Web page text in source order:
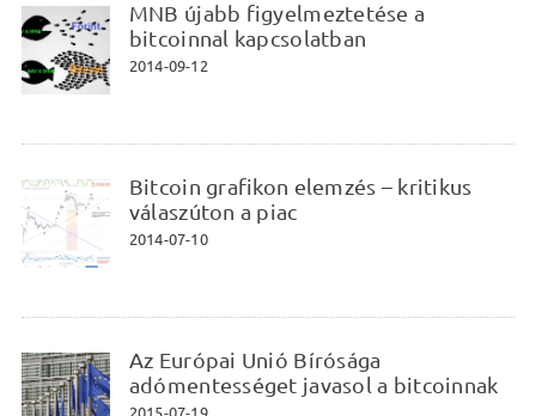
MNB újabb figyelmeztetése a
bitcoinnal kapcsolatban
2014-09-12
Bitcoin grafikon elemzés – kritikus
válaszúton a piac
2014-07-10
Az Európai Unió Bírósága
adómentességet javasol a bitcoinnak
2015-07-19